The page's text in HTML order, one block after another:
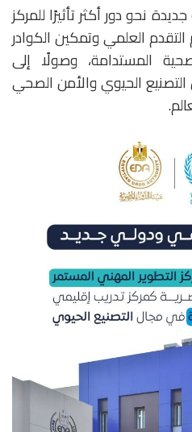
نحو دور أكثر تأثيرًا للمركز
العلمي وتمكين الكوادر
المستدامة، وصولًا إلى
الحيوي والأمن الصحي